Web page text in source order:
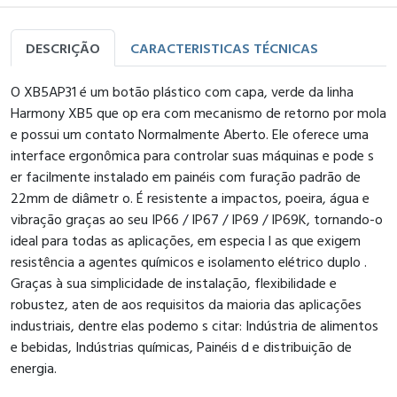
DESCRIÇÃO CARACTERISTICAS TÉCNICAS
O XB5AP31 é um botão plástico com capa, verde da linha
Harmony XB5 que op era com mecanismo de retorno por mola
e possui um contato Normalmente Aberto. Ele oferece uma
interface ergonômica para controlar suas máquinas e pode s
er facilmente instalado em painéis com furação padrão de
22mm de diâmetr o. É resistente a impactos, poeira, água e
vibração graças ao seu IP66 / IP67 / IP69 / IP69K, tornando-o
ideal para todas as aplicações, em especia l as que exigem
resistência a agentes químicos e isolamento elétrico duplo .
Graças à sua simplicidade de instalação, flexibilidade e
robustez, aten de aos requisitos da maioria das aplicações
industriais, dentre elas podemo s citar: Indústria de alimentos
e bebidas, Indústrias químicas, Painéis d e distribuição de
energia.